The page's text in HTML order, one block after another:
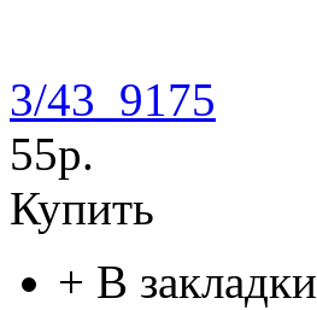
3/43_9175
55р.
Купить
+ В закладки